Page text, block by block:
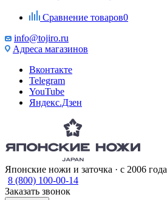
Сравнение товаров0
info@tojiro.ru
Адреса магазинов
Вконтакте
Telegram
YouTube
Яндекс.Дзен
Японские ножи и заточка · с 2006 года
8 (800) 100-00-14
Заказать звонок